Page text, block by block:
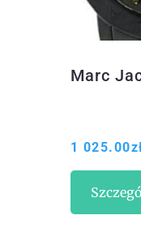
Marc
1 025.00